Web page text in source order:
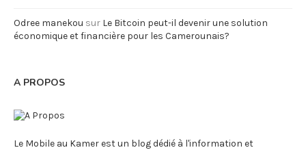
Odree manekou sur Le Bitcoin peut-il devenir une solution
économique et financière pour les Camerounais?
A PROPOS
Le Mobile au Kamer est un blog dédié à l'information et